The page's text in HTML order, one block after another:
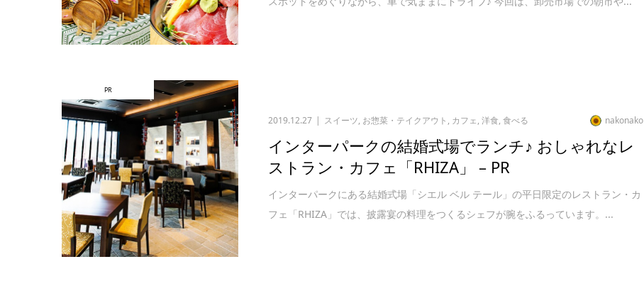
PR
2019.12.27 スイーツ, お惣菜・テイクアウト , カフェ,洋食,食べる nakonako
インターパークの結婚式場でランチ♪ おしゃれなレ
ストラン・カフェ「RHIZA」 – PR
インターパークにある結婚式場「シエル ベル テール」の平日限定のレストラン・カ
フェ「RHIZA」では、披露宴の料理をつくるシェフが腕をふるっています。...